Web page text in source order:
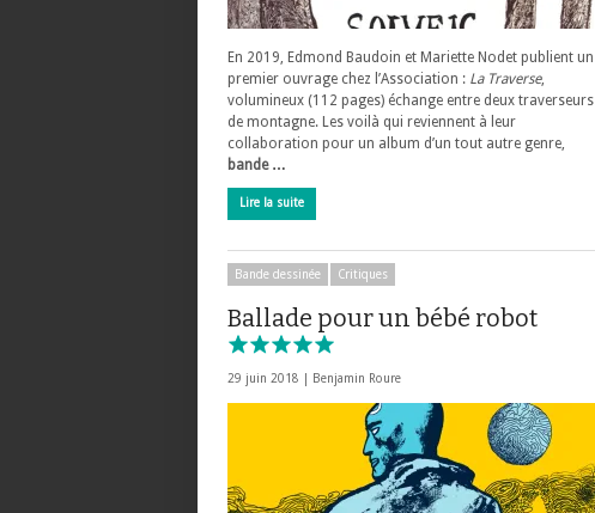
En 2019, Edmond Baudoin et Mariette Nodet publient un
premier ouvrage chez l’Association : La Traverse,
volumineux (112 pages) échange entre deux traverseurs
de montagne. Les voilà qui reviennent à leur
collaboration pour un album d’un tout autre genre,
bande …
Lire la suite
Bande dessinée Critiques
Ballade pour un bébé robot
29 juin 2018 | Benjamin Roure